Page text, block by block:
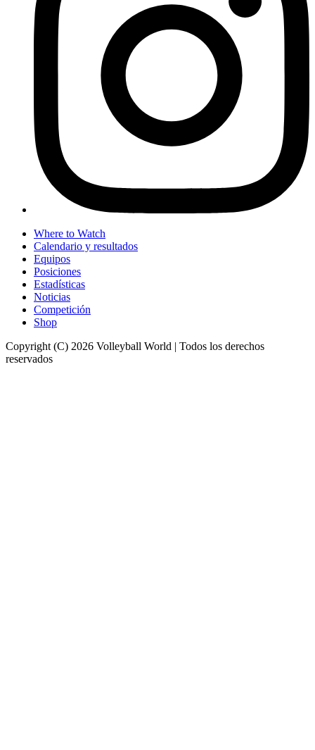
Where to Watch
Calendario y resultados
Equipos
Posiciones
Estadísticas
Noticias
Competición
Shop
Copyright (C) 2026 Volleyball World | Todos los derechos
reservados